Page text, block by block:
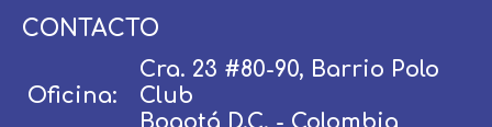
CONTACTO
Oficina:
Cra. 23 #80-90, Barrio Polo
Club
Bogotá D.C. - Colombia
Contraseña: